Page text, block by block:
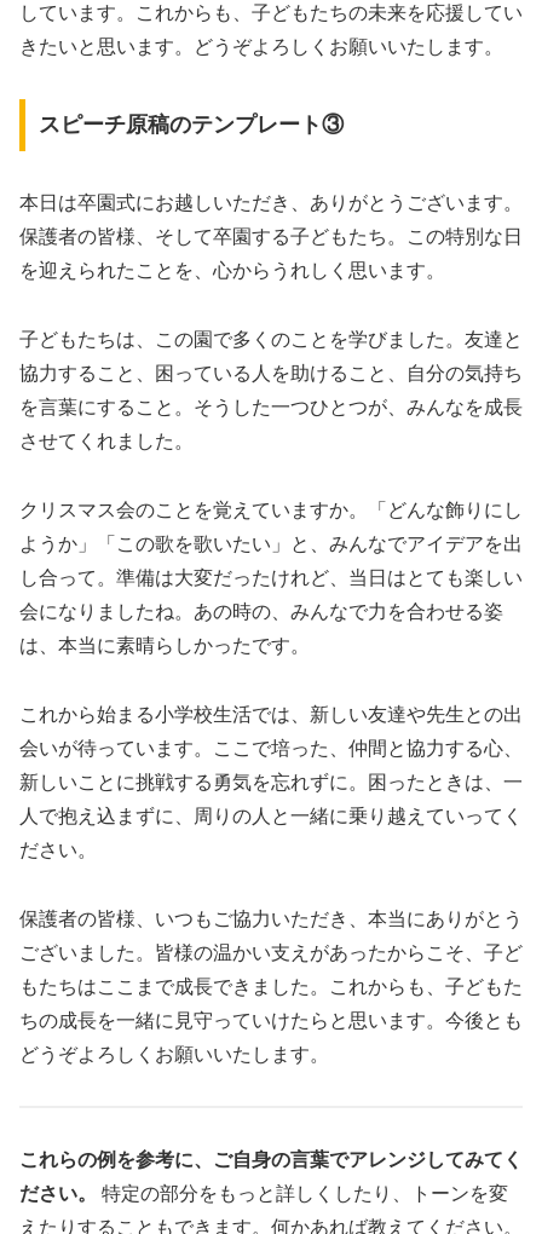
しています。これからも、子どもたちの未来を応援してい
きたいと思います。どうぞよろしくお願いいたします。
スピーチ原稿のテンプレート③
本日は卒園式にお越しいただき、ありがとうございます。
保護者の皆様、そして卒園する子どもたち。この特別な日
を迎えられたことを、心からうれしく思います。
子どもたちは、この園で多くのことを学びました。友達と
協力すること、困っている人を助けること、自分の気持ち
を言葉にすること。そうした一つひとつが、みんなを成長
させてくれました。
クリスマス会のことを覚えていますか。「どんな飾りにし
ようか」「この歌を歌いたい」と、みんなでアイデアを出
し合って。準備は大変だったけれど、当日はとても楽しい
会になりましたね。あの時の、みんなで力を合わせる姿
は、本当に素晴らしかったです。
これから始まる小学校生活では、新しい友達や先生との出
会いが待っています。ここで培った、仲間と協力する心、
新しいことに挑戦する勇気を忘れずに。困ったときは、一
人で抱え込まずに、周りの人と一緒に乗り越えていってく
ださい。
保護者の皆様、いつもご協力いただき、本当にありがとう
ございました。皆様の温かい支えがあったからこそ、子ど
もたちはここまで成長できました。これからも、子どもた
ちの成長を一緒に見守っていけたらと思います。今後とも
どうぞよろしくお願いいたします。
これらの例を参考に、ご自身の言葉でアレンジしてみてく
ださい。
特定の部分をもっと詳しくしたり、トーンを変
えたりすることもできます。何かあれば教えてください。